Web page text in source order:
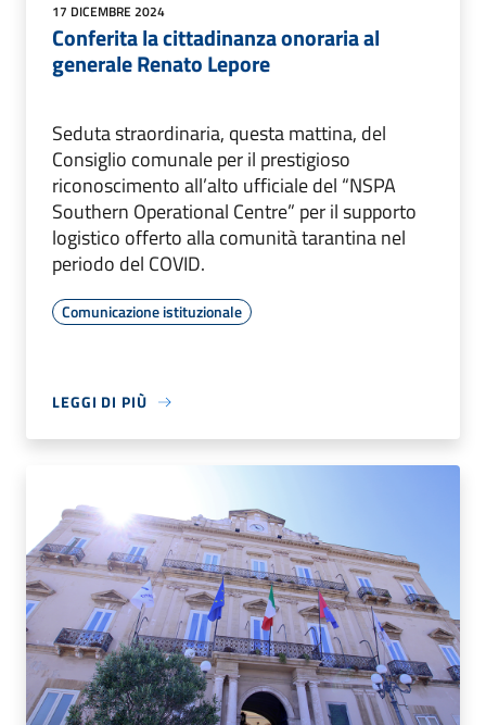
17 DICEMBRE 2024
Conferita la cittadinanza onoraria al
generale Renato Lepore
Seduta straordinaria, questa mattina, del
Consiglio comunale per il prestigioso
riconoscimento all’alto ufficiale del “NSPA
Southern Operational Centre” per il supporto
logistico offerto alla comunità tarantina nel
periodo del COVID.
Comunicazione istituzionale
LEGGI DI PIÙ